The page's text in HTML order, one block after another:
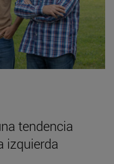
tendencia
izquierda